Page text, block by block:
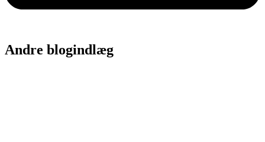
Andre blogindlæg